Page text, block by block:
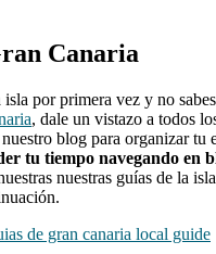
Canaria
isla por primera vez y no sabes
, dale un vistazo a todos
blog para organizar tu
tu tiempo navegando en
nuestras guías de la